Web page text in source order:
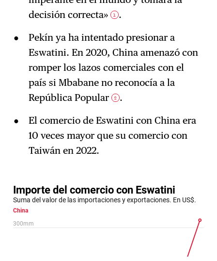
decisión correcta»
1 .
Pekín ya ha intentado presionar a
Eswatini. En 2020, China amenazó con
romper los lazos comerciales con el
país si Mbabane no reconocía a la
República Popular
2 .
El comercio de Eswatini con China era
10 veces mayor que su comercio con
Taiwán en 2022.